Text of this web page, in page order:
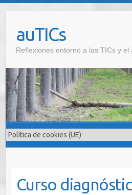
contenidoauTICs
Reflexiones entorno a las TICs y el
Curso